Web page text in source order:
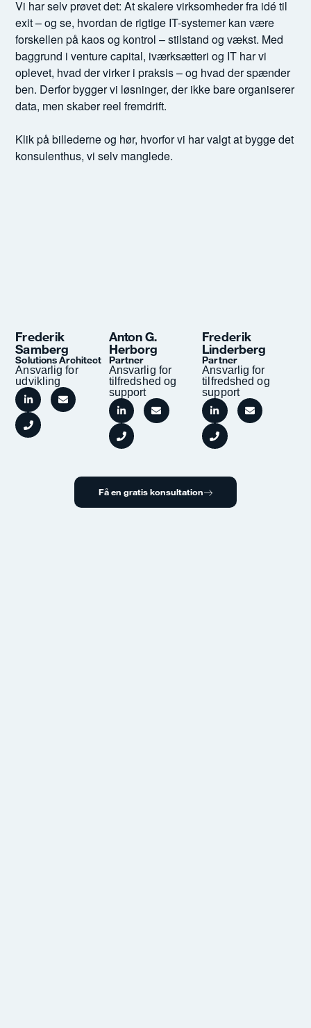
Vi har selv prøvet det: At skalere virksomheder fra idé til
exit – og se, hvordan de rigtige IT-systemer kan være
forskellen på kaos og kontrol – stilstand og vækst. Med
baggrund i venture capital, iværksætteri og IT har vi
oplevet, hvad der virker i praksis – og hvad der spænder
ben. Derfor bygger vi løsninger, der ikke bare organiserer
data, men skaber reel fremdrift.
Klik på billederne og hør, hvorfor vi har valgt at bygge det
konsulenthus, vi selv manglede.
Frederik
Samberg
Solutions Architect
Ansvarlig for
udvikling
Anton G.
Herborg
Partner
Ansvarlig for
tilfredshed og
support
Frederik
Linderberg
Partner
Ansvarlig for
tilfredshed og
support
Få en gratis konsultation